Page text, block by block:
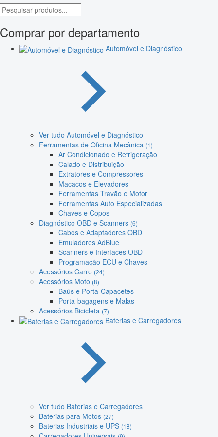
Comprar por departamento
Automóvel e Diagnóstico
Ver tudo Automóvel e Diagnóstico
Ferramentas de Oficina Mecânica (1)
Ar Condicionado e Refrigeração
Calado e Distribuição
Extratores e Compressores
Macacos e Elevadores
Ferramentas Travão e Motor
Ferramentas Auto Especializadas
Chaves e Copos
Diagnóstico OBD e Scanners (6)
Cabos e Adaptadores OBD
Emuladores AdBlue
Scanners e Interfaces OBD
Programação ECU e Chaves
Acessórios Carro (24)
Acessórios Moto (8)
Baús e Porta-Capacetes
Porta-bagagens e Malas
Acessórios Bicicleta (7)
Baterias e Carregadores
Ver tudo Baterias e Carregadores
Baterias para Motos (27)
Baterias Industriais e UPS (18)